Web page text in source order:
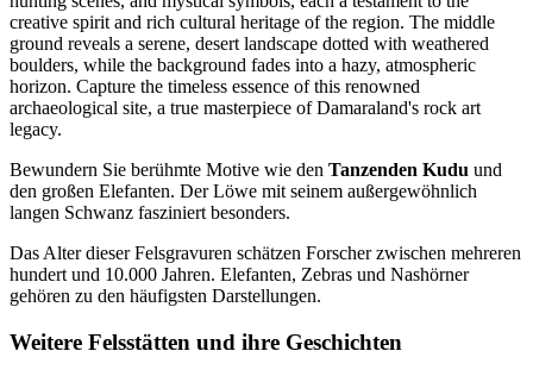
Bewundern Sie berühmte Motive wie den Tanzenden Kudu und
den großen Elefanten. Der Löwe mit seinem außergewöhnlich
langen Schwanz fasziniert besonders.
Das Alter dieser Felsgravuren schätzen Forscher zwischen mehreren
hundert und 10.000 Jahren. Elefanten, Zebras und Nashörner
gehören zu den häufigsten Darstellungen.
Weitere Felsstätten und ihre Geschichten